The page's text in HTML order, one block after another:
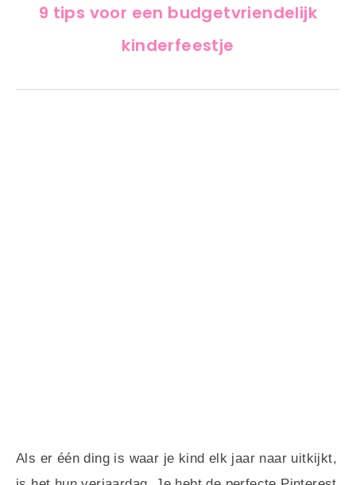
9 tips voor een budgetvriendelijk
kinderfeestje
Als er één ding is waar je kind elk jaar naar uitkijkt,